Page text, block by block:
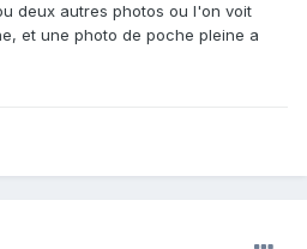
deux autres photos ou l'on voit
et une photo de poche pleine a